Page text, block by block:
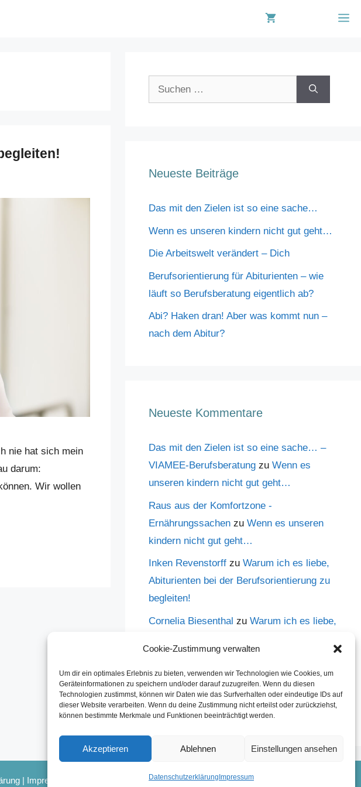
Cookie-Zustimmung verwalten
Um dir ein optimales Erlebnis zu bieten, verwenden wir Technologien wie Cookies, um
Geräteinformationen zu speichern und/oder darauf zuzugreifen. Wenn du diesen
Technologien zustimmst, können wir Daten wie das Surfverhalten oder eindeutige IDs auf
dieser Website verarbeiten. Wenn du deine Zustimmung nicht erteilst oder zurückziehst,
können bestimmte Merkmale und Funktionen beeinträchtigt werden.
Akzeptieren Ablehnen Einstellungen ansehen
Datenschutzerklärung Impressum
nie hat sich mein
darum:
Wir wollen
Suchen
nach:
Neueste Beiträge
Das mit den Zielen ist so eine sache…
Wenn es unseren kindern nicht gut geht…
Die Arbeitswelt verändert – Dich
Berufsorientierung für Abiturienten – wie
läuft so Berufsberatung eigentlich ab?
Abi? Haken dran! Aber was kommt nun –
nach dem Abitur?
Neueste Kommentare
Das mit den Zielen ist so eine sache… –
VIAMEE-Berufsberatungzu Wenn es
unseren kindern nicht gut geht…
Raus aus der Komfortzone -
Ernährungssachenzu Wenn es unseren
kindern nicht gut geht…
Inken Revenstorffzu Warum ich es liebe,
Abiturienten bei der Berufsorientierung zu
begleiten!
Cornelia Biesenthal zu Warum ich es liebe,
HanneszuWarum ich es liebe,
Abiturienten bei der Berufsorientierung zu
begleiten!
| Impressum